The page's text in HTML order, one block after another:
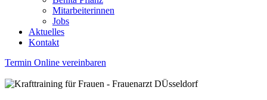
Mitarbeiterinnen
Jobs
Aktuelles
Kontakt
Termin Online vereinbaren